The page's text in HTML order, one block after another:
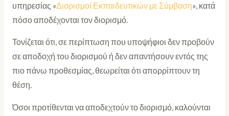
υπηρεσίας «Διορισμοί Εκπαιδευτικών με Σύμβαση», κατά
πόσο αποδέχονται τον διορισμό.
Τονίζεται ότι, σε περίπτωση που υποψήφιοι δεν προβούν
σε αποδοχή του διορισμού ή δεν απαντήσουν εντός της
πιο πάνω προθεσμίας, θεωρείται ότι απορρίπτουν τη
θέση.
Όσοι προτίθενται να αποδεχτούν το διορισμό, καλούνται